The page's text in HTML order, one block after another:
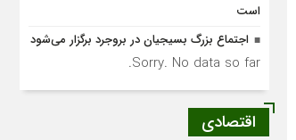
است
اجتماع بزرگ بسیجیان در بروجرد برگزار می‌شود
Sorry. No data so far.
اقتصادی